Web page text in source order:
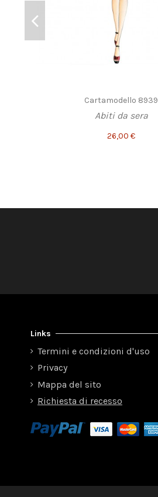
Cartamodello 8939
Abiti da sera
26,00 €
Links
Termini e condizioni d'uso
Privacy
Mappa del sito
Richiesta di recesso